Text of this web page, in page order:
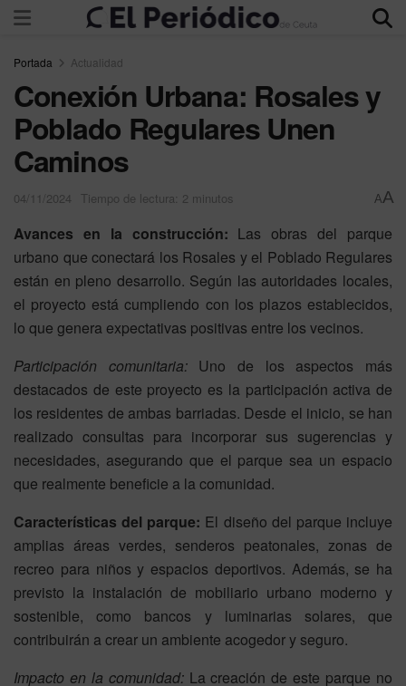
Portada Actualidad
Conexión Urbana: Rosales y
Poblado Regulares Unen
Caminos
04/11/2024 Tiempo de lectura: 2 minutos AA
Avances en la construcción: Las obras del parque
urbano que conectará los Rosales y el Poblado Regulares
están en pleno desarrollo. Según las autoridades locales,
el proyecto está cumpliendo con los plazos establecidos,
lo que genera expectativas positivas entre los vecinos.
Participación comunitaria:Uno de los aspectos más
destacados de este proyecto es la participación activa de
los residentes de ambas barriadas. Desde el inicio, se han
realizado consultas para incorporar sus sugerencias y
necesidades, asegurando que el parque sea un espacio
que realmente beneficie a la comunidad.
Características del parque: El diseño del parque incluye
amplias áreas verdes, senderos peatonales, zonas de
recreo para niños y espacios deportivos. Además, se ha
previsto la instalación de mobiliario urbano moderno y
sostenible, como bancos y luminarias solares, que
contribuirán a crear un ambiente acogedor y seguro.
Impacto en la comunidad:La creación de este parque no